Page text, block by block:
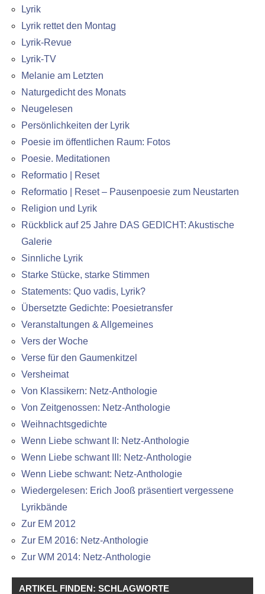
Lyrik
Lyrik rettet den Montag
Lyrik-Revue
Lyrik-TV
Melanie am Letzten
Naturgedicht des Monats
Neugelesen
Persönlichkeiten der Lyrik
Poesie im öffentlichen Raum: Fotos
Poesie. Meditationen
Reformatio | Reset
Reformatio | Reset – Pausenpoesie zum Neustarten
Religion und Lyrik
Rückblick auf 25 Jahre DAS GEDICHT: Akustische
Galerie
Sinnliche Lyrik
Starke Stücke, starke Stimmen
Statements: Quo vadis, Lyrik?
Übersetzte Gedichte: Poesietransfer
Veranstaltungen & Allgemeines
Vers der Woche
Verse für den Gaumenkitzel
Versheimat
Von Klassikern: Netz-Anthologie
Von Zeitgenossen: Netz-Anthologie
Weihnachtsgedichte
Wenn Liebe schwant II: Netz-Anthologie
Wenn Liebe schwant III: Netz-Anthologie
Wenn Liebe schwant: Netz-Anthologie
Wiedergelesen: Erich Jooß präsentiert vergessene
Lyrikbände
Zur EM 2012
Zur EM 2016: Netz-Anthologie
Zur WM 2014: Netz-Anthologie
ARTIKEL FINDEN: SCHLAGWORTE